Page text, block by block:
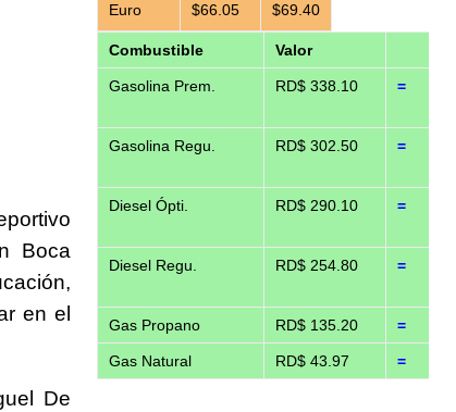
Boca
en el
De
Euro $66.05 $69.40
Combustible Valor
Gasolina Prem. RD$ 338.10 =
Gasolina Regu. RD$ 302.50 =
Diesel Ópti. RD$ 290.10 =
Diesel Regu. RD$ 254.80 =
Gas Propano RD$ 135.20 =
Gas Natural RD$ 43.97 =